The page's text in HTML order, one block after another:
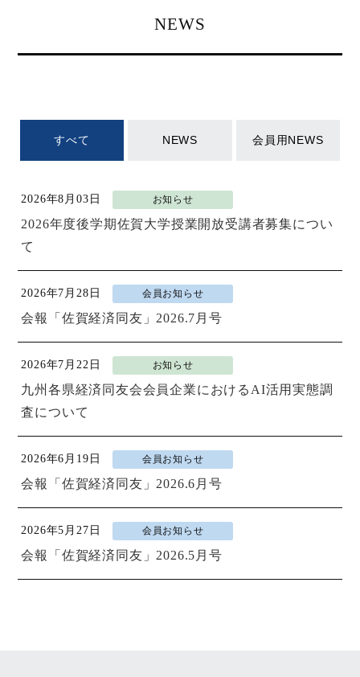
挨拶
基本方針
活動内容
インフォメーション
会員用NEWS
NEWS
すべて NEWS 会員用NEWS
2026年8月03日 お知らせ
2026年度後学期佐賀大学授業開放受講者募集につい
て
2026年7月28日 会員お知らせ
会報「佐賀経済同友」2026.7月号
2026年7月22日 お知らせ
九州各県経済同友会会員企業におけるAI活用実態調
査について
2026年6月19日 会員お知らせ
会報「佐賀経済同友」2026.6月号
2026年5月27日 会員お知らせ
会報「佐賀経済同友」2026.5月号